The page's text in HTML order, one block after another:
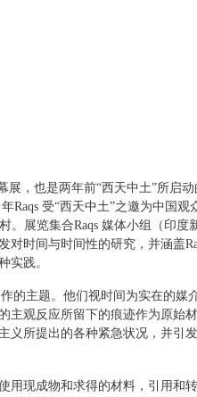
展，也是两年前“西天中土”所启动
Raqs 受“西天中土”之邀为中国观
。展览集合Raqs 媒体小组（印度
对时间与时间性的研究，并涵盖
实践。
的主题。他们视时间为实在的媒
主观反应所留下的痕迹作为原始
义所提出的各种紧急状况，并引
用现成物和求得的材料，引用和